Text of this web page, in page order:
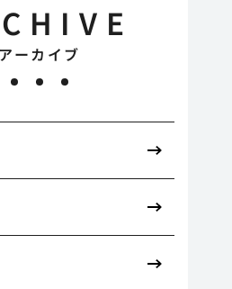
アーカイブ